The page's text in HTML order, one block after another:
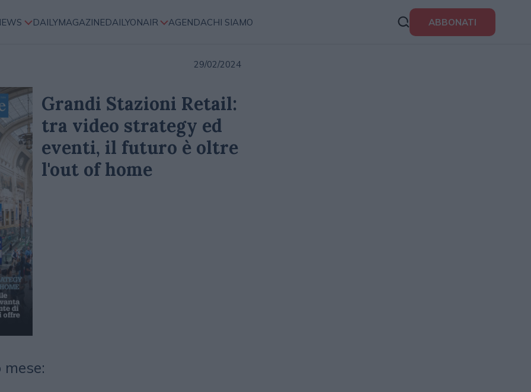
DAILYMAGAZINEDAILYONAIR AGENDACHI SIAMO ABBONATI
29/02/2024
Grandi Stazioni Retail:
tra video strategy ed
eventi, il futuro è oltre
l'out of home